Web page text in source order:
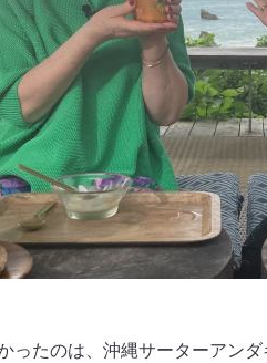
ったのは、沖縄サーターアン